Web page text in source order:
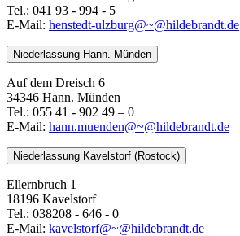
Tel.: 041 93 - 994 - 5
E-Mail: henstedt-ulzburg@~@hildebrandt.de
Niederlassung Hann. Münden
Auf dem Dreisch 6
34346 Hann. Münden
Tel.: 055 41 - 902 49 – 0
E-Mail: ​​​​​​​hann.muenden@~@hildebrandt.de
Niederlassung Kavelstorf (Rostock)
Ellernbruch 1
18196 Kavelstorf
Tel.: 038208 - 646 - 0
E-Mail: kavelstorf@~@hildebrandt.de